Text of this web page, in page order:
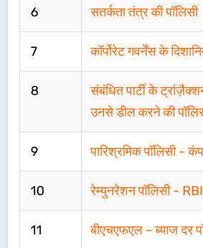
6 सतर्कता तंत्र की पॉलिसी
7 कॉर्पोरेट गवर्नेंस के
8
संबंधित पार्टी के
उनसे डील करने की
9 पारिश्रमिक पॉलिसी -
10 रेम्युनरेशन पॉलिसी - RBI
11 बीएचएफएल – ब्याज दर